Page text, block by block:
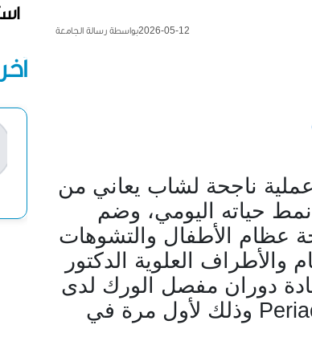
2026-05-12بواسطة رسالة الجامعة
ناجحة لشاب يعاني من
حياته اليومي، وضم
عظام الأطفال والتشوهات
العلوية الدكتور
دوران مفصل الورك لدى
وذلك لأول مرة في